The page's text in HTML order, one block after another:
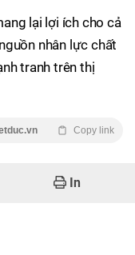
lại lợi ích cho cả
nhân lực chất
tranh trên thị
Copy link
In